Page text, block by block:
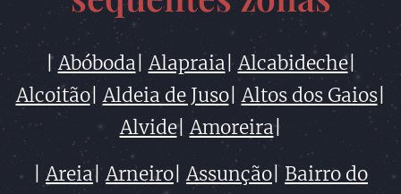
|Abóboda |Alapraia |Alcabideche|
Alcoitão|Aldeia de Juso|Altos dos Gaios|
Alvide|Amoreira|
|Areia |Arneiro |Assunção Bairro do